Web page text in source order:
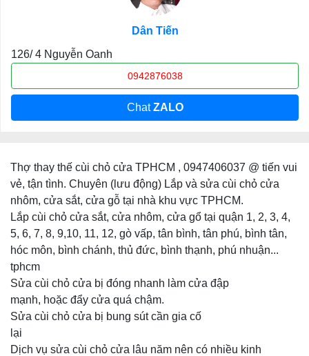
Dân Tiến
126/ 4 Nguyễn Oanh
0942876038
ChatZALO
Thợ thay thế cùi chỏ cửa TPHCM , 0947406037 @ tiến vui
vẻ, tận tình. Chuyên (lưu động) Lắp và sửa cùi chỏ cửa
nhôm, cửa sắt, cửa gỗ tại nhà khu vực TPHCM.
Lắp cùi chỏ cửa sắt, cửa nhôm, cửa gổ tại quận 1, 2, 3, 4,
5, 6, 7, 8, 9,10, 11, 12, gò vấp, tân bình, tân phú, bình tân,
hóc môn, bình chánh, thủ đức, bình thạnh, phú nhuận...
tphcm
Sửa cùi chỏ cửa bị đóng nhanh làm cửa đập
mạnh, hoặc đẩy cửa quá chậm.
Sửa cùi chỏ cửa bị bung sút cần gia cố
lại
Dịch vụ sửa cùi chỏ cửa lâu năm nên có nhiều kinh